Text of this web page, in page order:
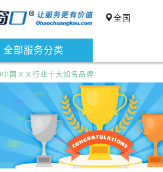
全国
全部服务分类
/中国ＸＸ行业十大知名品牌